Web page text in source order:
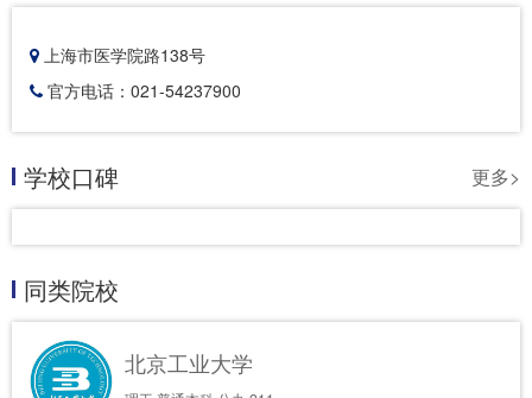
上海市医学院路138号
官方电话：021-54237900
学校口碑 更多>
同类院校
北京工业大学